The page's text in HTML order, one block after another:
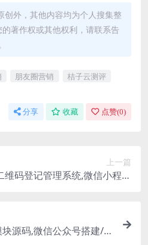
创外，其他内容均为个人搜集整
著作权或其他权利，请联系告
朋友圈营销
桔子云测评
分享 收藏 点赞(0)
上一篇
码登记管理系统,微信小程序
源码,微信公众号搭建/小